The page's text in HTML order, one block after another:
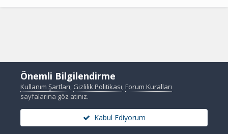
Önemli Bilgilendirme
Kullanım Şartları, Gizlilik Politikası,Forum Kuralları
sayfalarına göz atınız.
Kabul Ediyorum